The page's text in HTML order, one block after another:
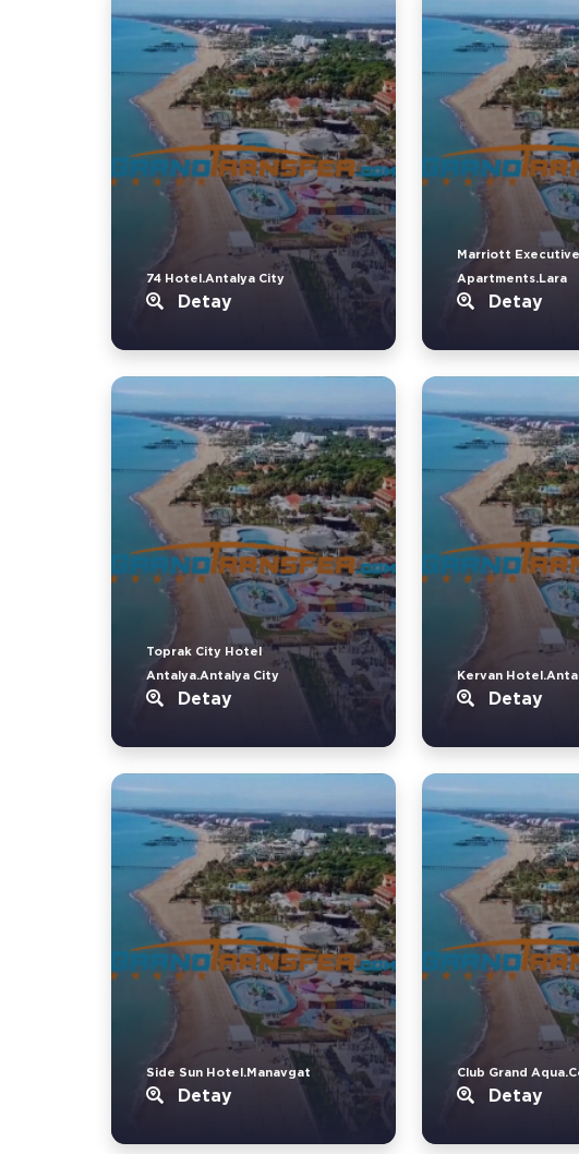
74 Hotel.Antalya City
Detay
Marriott Executive
Apartments.Lara
Detay
Toprak City Hotel
Antalya.Antalya City
Detay
Kervan
Detay
Side Sun Hotel.Manavgat
Detay
Club Grand
Detay